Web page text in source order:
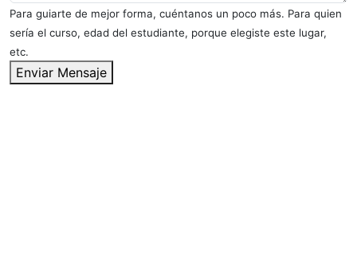
Para guiarte de mejor forma, cuéntanos un poco más. Para quien
sería el curso, edad del estudiante, porque elegiste este lugar,
etc.
Enviar Mensaje